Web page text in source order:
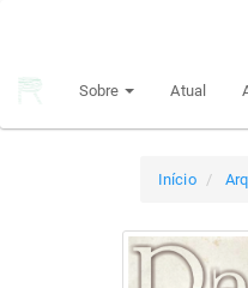
principal
Sobre Atual
Início